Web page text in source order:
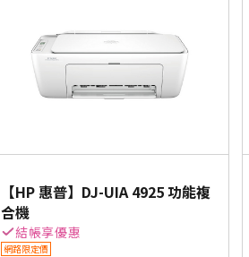
【HP 惠普】DJ-UIA 4925 功能複
合機
結帳享優惠
網路限定價